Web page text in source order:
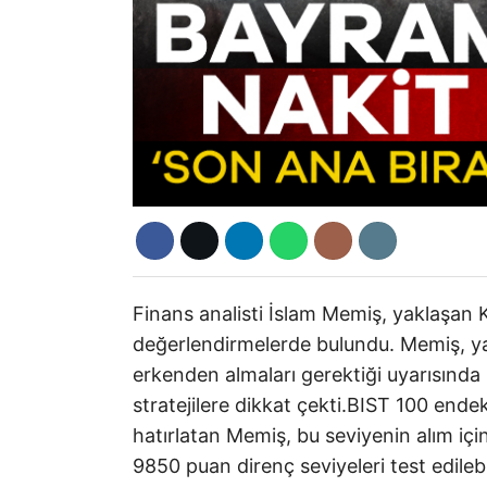
Finans analisti İslam Memiş, yaklaşan
değerlendirmelerde bulundu. Memiş,
erkenden almaları gerektiği
stratejilere dikkat çekti.BIST 100
hatırlatan Memiş, bu seviyenin alım
9850 puan direnç seviyeleri test